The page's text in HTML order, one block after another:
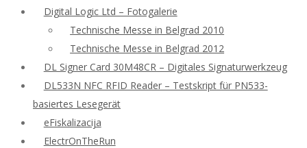
Digital Logic Ltd – Fotogalerie
Technische Messe in Belgrad 2010
Technische Messe in Belgrad 2012
DL Signer Card 30M48CR – Digitales Signaturwerkzeug
DL533N NFC RFID Reader – Testskript für PN533-
basiertes Lesegerät
eFiskalizacija
ElectrOnTheRun